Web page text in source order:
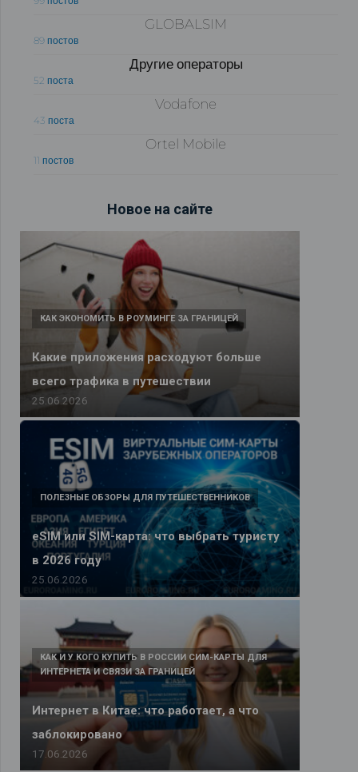
GLOBALSIM
89 постов
Другие операторы
52 поста
Vodafone
43 поста
Ortel Mobile
11 постов
Новое на сайте
Какие приложения расходуют больше
всего трафика в путешествии
КАК ЭКОНОМИТЬ В РОУМИНГЕ ЗА ГРАНИЦЕЙ
25.06.2026
eSIM или SIM-карта: что выбрать туристу
в 2026 году
ПОЛЕЗНЫЕ ОБЗОРЫ ДЛЯ ПУТЕШЕСТВЕННИКОВ
25.06.2026
Интернет в Китае: что работает, а что
заблокировано
КАК И У КОГО КУПИТЬ В РОССИИ СИМ-КАРТЫ ДЛЯ
ИНТЕРНЕТА И СВЯЗИ ЗА ГРАНИЦЕЙ
17.06.2026